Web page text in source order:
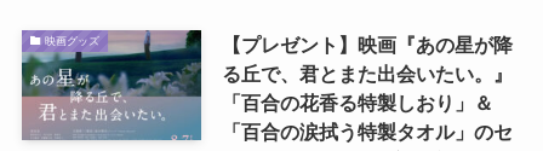
映画グッズ
【プレゼント】映画『あの星が降
る丘で、君とまた出会いたい。』
「百合の花香る特製しおり」＆
「百合の涙拭う特製タオル」のセ